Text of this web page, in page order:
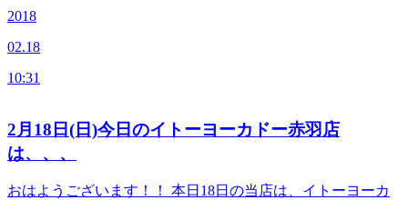
なかった時におかけください） Web予約は こちら から
レゼント！(^_-)-☆
んか？ ●本日のスタッフ はしかわ せきね さわい すぎはし ●
Re.Ra.Ku イトーヨーカドー赤羽店 JR宇都宮線・京浜東北
トーヨーカドーの3Fです！ TEL 03-5948-9557 （店舗）
なかった時におかけください） Web予約は こちら から
LINEのお友だちも大募集中です！ 登録でお得な特典プ
レゼント！(^_-)-☆
2018
02.18
10:31
2月18日(日)今日のイトーヨーカドー赤羽店
は、、、
おはようございます！！ 本日18日の当店は、イトーヨーカ